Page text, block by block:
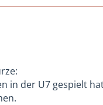
in der U7 gespielt